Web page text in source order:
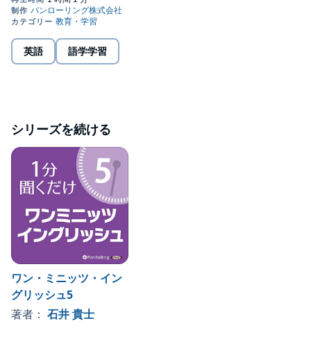
的に学習が可能。
ゆっくりはっきりと発音した「スロークリアモード」も同時収
ているだけで英語が身に付きます。
も使われている表現を採用した実用性重視の英会話集。
3：累計100万部突破の年間ベストセラー作家が徹底監修
『1分間英単語1600』『本当に頭がよくなる1分間英語勉強法』な
ど、累計100万部突破のベストセラー「1分間シリーズ」著者、石
井貴士氏がすべて発案・監修しています。
初めての英会話教材や十数年ぶりの英語学習にはもちろん、
TOEICほか各種英語技能検定試験、高校・大学受験のリスニング
対策にも効果を発揮します。
●内容紹介
4時限目では
Request（依頼）編
Trouble（トラブル）編
英語 語学学習
シリーズを続ける
ワン・ミニッツ・イン
グリッシュ5
著者： 石井 貴士